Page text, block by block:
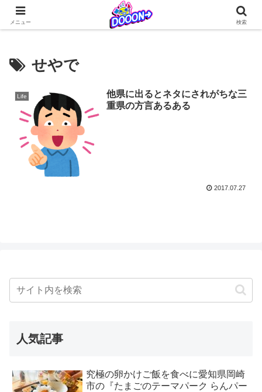
どぅーんくんが仲間たちとなんやかんやを繰り広げる日常系4コマ更新中！
せやで
Life
他県に出るとネタにされがちな三
重県の方言あるある
2017.07.27
人気記事
究極の卵かけご飯を食べに愛知県岡崎
市の『たまごのテーマパーク らんパー
メニュー 検索